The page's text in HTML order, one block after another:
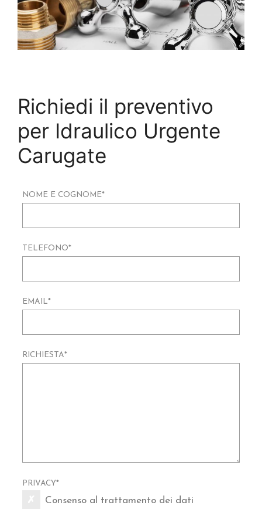
Richiedi il preventivo
per Idraulico Urgente
Carugate
NOME E COGNOME*
TELEFONO*
EMAIL*
RICHIESTA*
PRIVACY*
Consenso al trattamento dei dati